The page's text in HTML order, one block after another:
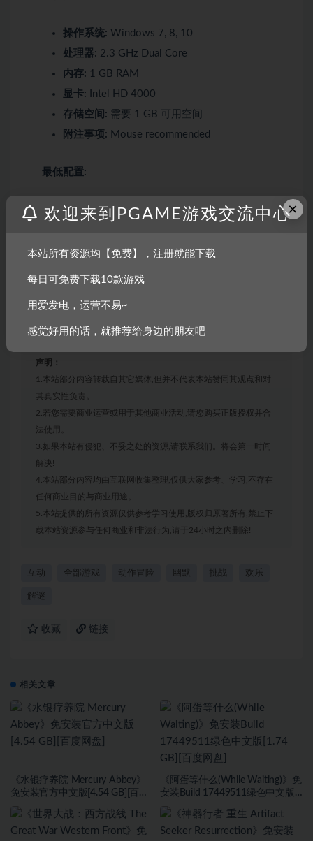
操作系统: Windows 7, 8, 10
处理器: 2.3 GHz Dual Core
内存: 1 GB RAM
显卡: Intel HD 4000
存储空间: 需要 1 GB 可用空间
附注事项: Mouse recommended
最低配置:
操作系统:Mac OS X v10.7, and above
内存:1 GB RAM
声明：
1.本站部分内容转载自其它媒体,但并不代表本站赞同其观点和对
其真实性负责。
2.若您需要商业运营或用于其他商业活动,请您购买正版授权并合
法使用。
3.如果本站有侵犯、不妥之处的资源,请联系我们。将会第一时间
解决!
4.本站部分内容均由互联网收集整理,仅供大家参考、学习,不存在
任何商业目的与商业用途。
5.本站提供的所有资源仅供参考学习使用,版权归原著所有,禁止下
载本站资源参与任何商业和非法行为,请于24小时之内删除!
互动 全部游戏 动作冒险 幽默 挑战 欢乐
解谜
收藏 链接
相关文章
《水银疗养院 Mercury Abbey》
免安装官方中文版[4.54 GB][百度
《阿蛋等什么(While Waiting)》免
安装Build 17449511绿色中文版
×
欢迎来到PGAME游戏交流中心
本站所有资源均【免费】，注册就能下载
每日可免费下载10款游戏
用爱发电，运营不易~
感觉好用的话，就推荐给身边的朋友吧